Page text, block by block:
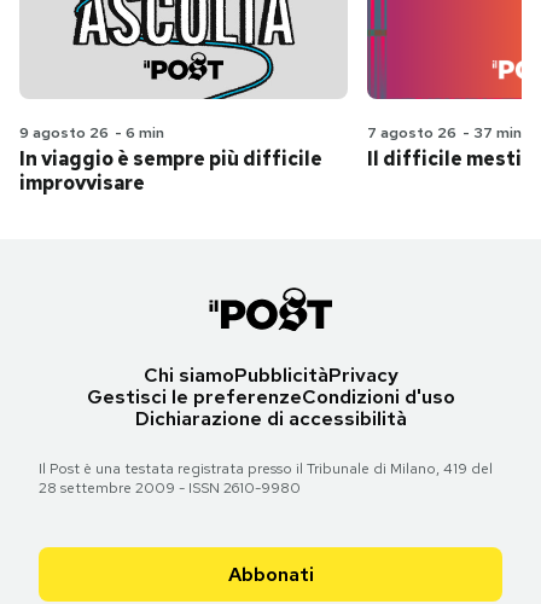
9 agosto 26 - 6 min
In viaggio è sempre più difficile
improvvisare
7 agosto 26 - 37 min
Il difficile
Chi siamoPubblicitàPrivacy
Gestisci le preferenzeCondizioni d'uso
Dichiarazione di accessibilità
Il Post è una testata registrata presso il Tribunale di Milano, 419 del
28 settembre 2009 - ISSN 2610-9980
Abbonati